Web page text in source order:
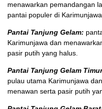
menawarkan pemandangan
pantai populer di
Pantai Tanjung Gelam:
Karimunjawa dan
pasir putih yang halus.
Pantai Tanjung Gelam
pulau utama Karimunjawa
menawan serta pasir putih